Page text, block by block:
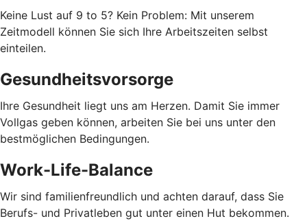
Keine Lust auf 9 to 5? Kein Problem: Mit unserem
Zeitmodell können Sie sich Ihre Arbeitszeiten selbst
einteilen.
Gesundheitsvorsorge
Ihre Gesundheit liegt uns am Herzen. Damit Sie immer
Vollgas geben können, arbeiten Sie bei uns unter den
bestmöglichen Bedingungen.
Work-Life-Balance
Wir sind familienfreundlich und achten darauf, dass Sie
Berufs- und Privatleben gut unter einen Hut bekommen.